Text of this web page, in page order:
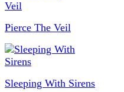
Pierce The Veil
Sleeping With Sirens